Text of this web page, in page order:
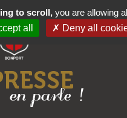
en parle !
to scroll, you are allowing
all
Deny all